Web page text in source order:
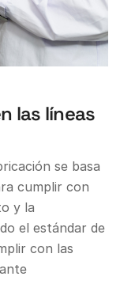
las líneas
se basa
cumplir con
y la
el estándar de
con las